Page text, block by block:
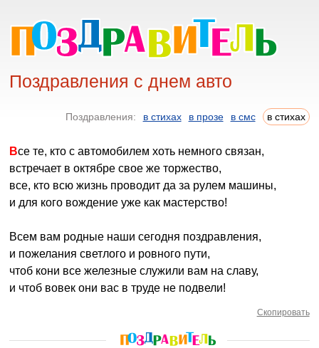
Поздравления с днем авто
Поздравления: в стихах в прозе в смс в стихах
Все те, кто с автомобилем хоть немного связан,
встречает в октябре свое же торжество,
все, кто всю жизнь проводит да за рулем машины,
и для кого вождение уже как мастерство!
Всем вам родные наши сегодня поздравления,
и пожелания светлого и ровного пути,
чтоб кони все железные служили вам на славу,
и чтоб вовек они вас в труде не подвели!
Скопировать